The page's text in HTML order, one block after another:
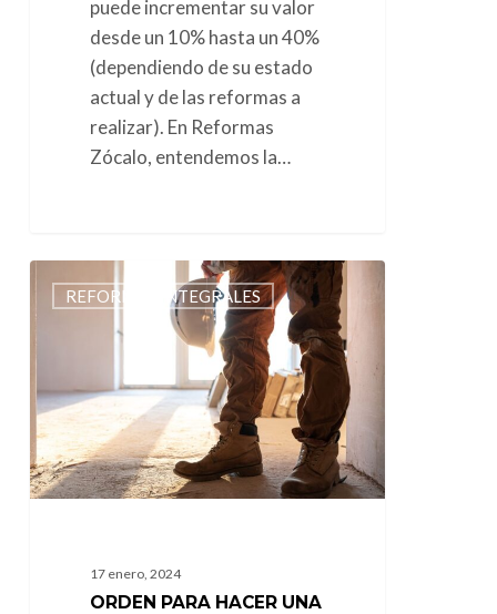
puede incrementar su valor
desde un 10% hasta un 40%
(dependiendo de su estado
actual y de las reformas a
realizar). En Reformas
Zócalo, entendemos la…
para
hacer
reforma
REFORMAS INTEGRALES
17 enero, 2024
ORDEN PARA HACER UNA